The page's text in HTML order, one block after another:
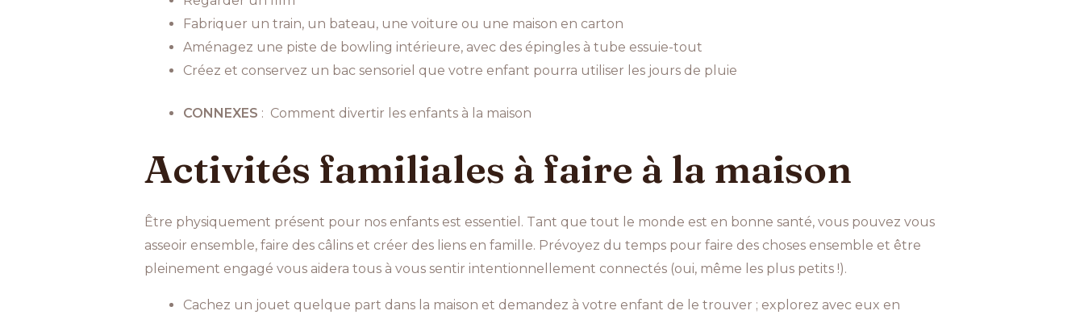
Fabriquer un train, un bateau, une voiture ou une maison en carton
Aménagez une piste de bowling intérieure, avec des épingles à tube essuie-tout
Créez et conservez un bac sensoriel que votre enfant pourra utiliser les jours de pluie
CONNEXES : Comment divertir les enfants à la maison
Activités familiales à faire à la maison
Être physiquement présent pour nos enfants est essentiel. Tant que tout le monde est en bonne santé, vous pouvez vous
asseoir ensemble, faire des câlins et créer des liens en famille. Prévoyez du temps pour faire des choses ensemble et être
pleinement engagé vous aidera tous à vous sentir intentionnellement connectés (oui, même les plus petits !).
Cachez un jouet quelque part dans la maison et demandez à votre enfant de le trouver ; explorez avec eux en